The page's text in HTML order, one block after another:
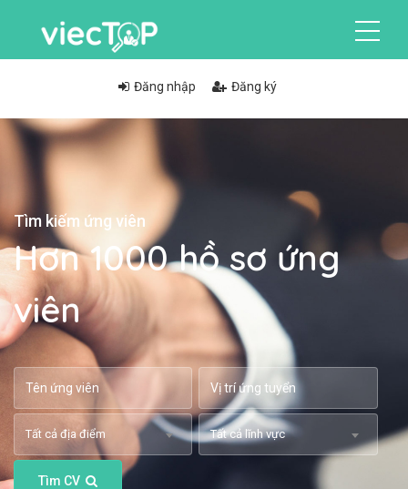
Đăng nhập Đăng ký
Tìm kiếm ứng viên
Hơn 1000 hồ sơ ứng
viên
Tất cả địa điểm Tất cả lĩnh vực
Tìm CV